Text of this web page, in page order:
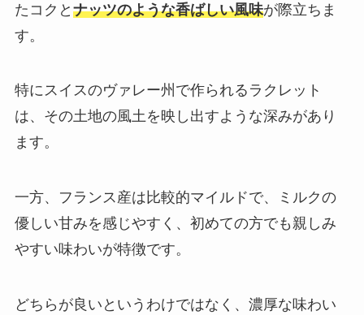
たコクと ナッツのような香ばしい風味が際立ちま
す。
特にスイスのヴァレー州で作られるラクレット
は、その土地の風土を映し出すような深みがあり
ます。
一方、フランス産は比較的マイルドで、ミルクの
優しい甘みを感じやすく、初めての方でも親しみ
やすい味わいが特徴です。
どちらが良いというわけではなく、濃厚な味わい